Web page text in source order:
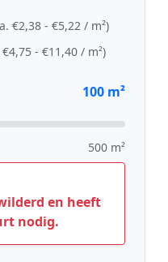
€2,38 - €5,22 / m²)
€4,75 - €11,40 / m²)
100 m²
500 m²
en heeft
nodig.